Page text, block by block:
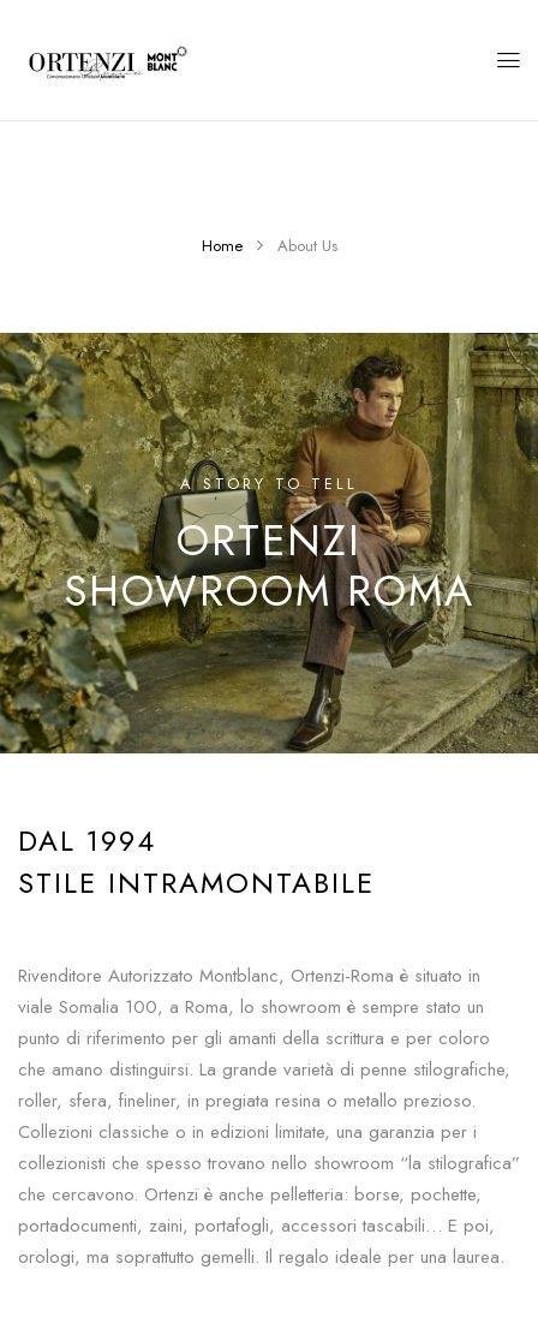
Home About Us
A STORY TO TELL
ORTENZI
SHOWROOM ROMA
DAL 1994
STILE INTRAMONTABILE
Rivenditore Autorizzato Montblanc, Ortenzi-Roma è situato in
viale Somalia 100, a Roma, lo showroom è sempre stato un
punto di riferimento per gli amanti della scrittura e per coloro
che amano distinguirsi. La grande varietà di penne stilografiche,
roller, sfera, fineliner, in pregiata resina o metallo prezioso.
Collezioni classiche o in edizioni limitate, una garanzia per i
collezionisti che spesso trovano nello showroom “la stilografica”
che cercavono. Ortenzi è anche pelletteria: borse, pochette,
portadocumenti, zaini, portafogli, accessori tascabili… E poi,
orologi, ma soprattutto gemelli. Il regalo ideale per una laurea.